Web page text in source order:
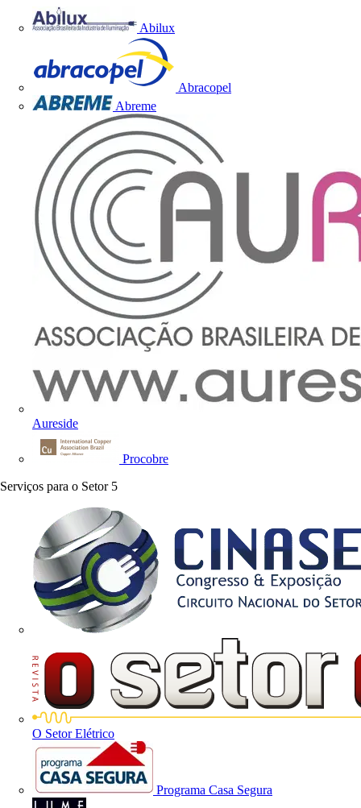
Abilux
Abracopel
Abreme
Aureside
Procobre
Serviços para o Setor 5
O Setor Elétrico
Programa Casa Segura